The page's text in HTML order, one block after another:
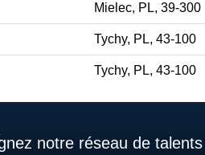
Mielec, PL, 39-300
Tychy, PL, 43-100
Tychy, PL, 43-100
notre réseau de talents